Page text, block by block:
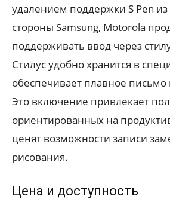
удалением поддержки S Pen из
стороны Samsung, Motorola
поддерживать ввод через
Стилус удобно хранится в
обеспечивает плавное письмо
Это включение привлекает
ориентированных на
ценят возможности записи
рисования.
Цена и доступность